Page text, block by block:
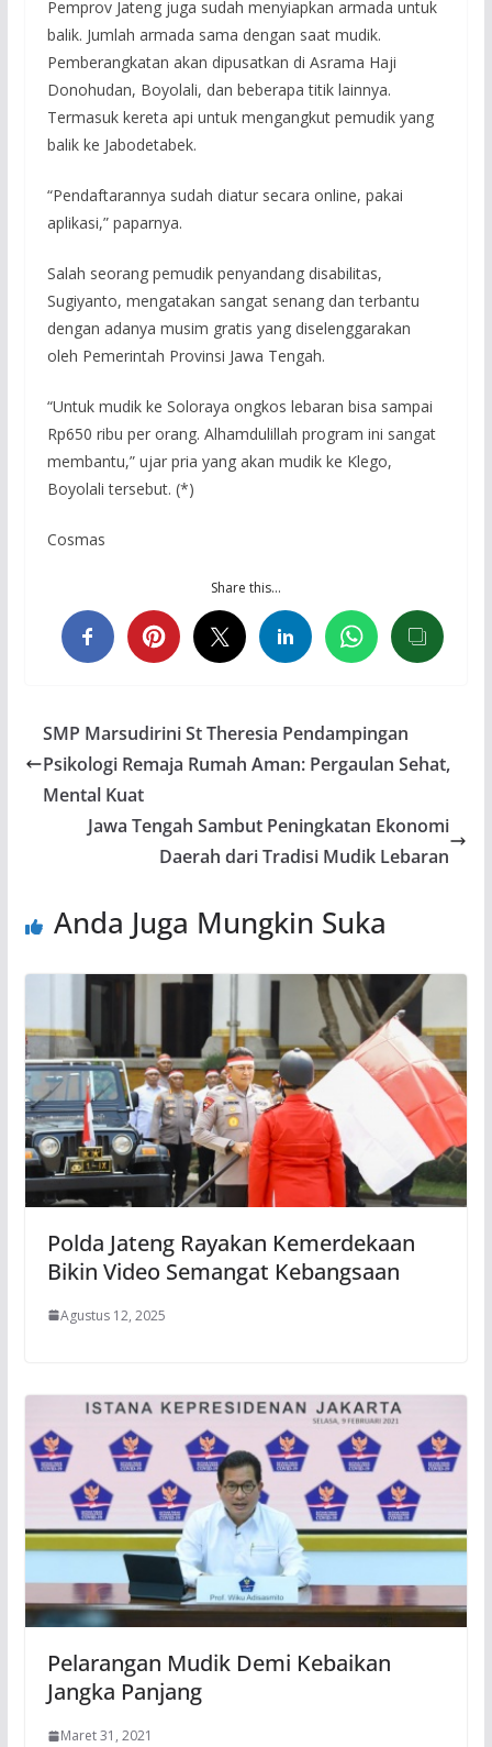
Pemprov Jateng juga sudah menyiapkan armada untuk
balik. Jumlah armada sama dengan saat mudik.
Pemberangkatan akan dipusatkan di Asrama Haji
Donohudan, Boyolali, dan beberapa titik lainnya.
Termasuk kereta api untuk mengangkut pemudik yang
balik ke Jabodetabek.
“Pendaftarannya sudah diatur secara online, pakai
aplikasi,” paparnya.
Salah seorang pemudik penyandang disabilitas,
Sugiyanto, mengatakan sangat senang dan terbantu
dengan adanya musim gratis yang diselenggarakan
oleh Pemerintah Provinsi Jawa Tengah.
“Untuk mudik ke Soloraya ongkos lebaran bisa sampai
Rp650 ribu per orang. Alhamdulillah program ini sangat
membantu,” ujar pria yang akan mudik ke Klego,
Boyolali tersebut. (*)
Cosmas
Share this…
SMP Marsudirini St Theresia Pendampingan
Psikologi Remaja Rumah Aman: Pergaulan Sehat,
Mental Kuat
Jawa Tengah Sambut Peningkatan Ekonomi
Daerah dari Tradisi Mudik Lebaran
Anda Juga Mungkin Suka
Polda Jateng Rayakan Kemerdekaan
Bikin Video Semangat Kebangsaan
Agustus 12, 2025
Pelarangan Mudik Demi Kebaikan
Jangka Panjang
Maret 31, 2021